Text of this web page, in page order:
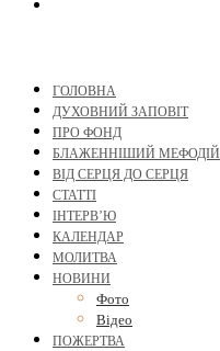
ГОЛОВНА
ДУХОВНИЙ ЗАПОВІТ
ПРО ФОНД
БЛАЖЕННІШИЙ МЕФОДІЙ
ВІД СЕРЦЯ ДО СЕРЦЯ
СТАТТІ
ІНТЕРВ’Ю
КАЛЕНДАР
МОЛИТВА
НОВИНИ
Фото
Відео
ПОЖЕРТВА